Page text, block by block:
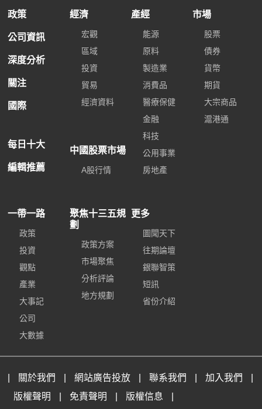
政策
公司資訊
深度分析
關注
國際
每日十大
編輯推薦
經濟
宏觀
區域
投資
貿易
經濟資料
中國股票市場
A股行情
產經
能源
原料
製造業
消費品
醫療保健
金融
科技
公用事業
房地產
市場
股票
債券
貨幣
期貨
大宗商品
滬港通
一帶一路
政策
投資
觀點
產業
大事記
公司
大數據
聚焦十三五規
劃
政策方案
市場聚焦
分析評論
地方規劃
更多
圖聞天下
往期論壇
銀聯智策
短訊
省份介紹
關於我們 網站廣告投放 聯系我們 加入我們
版權聲明
免責聲明 版權信息